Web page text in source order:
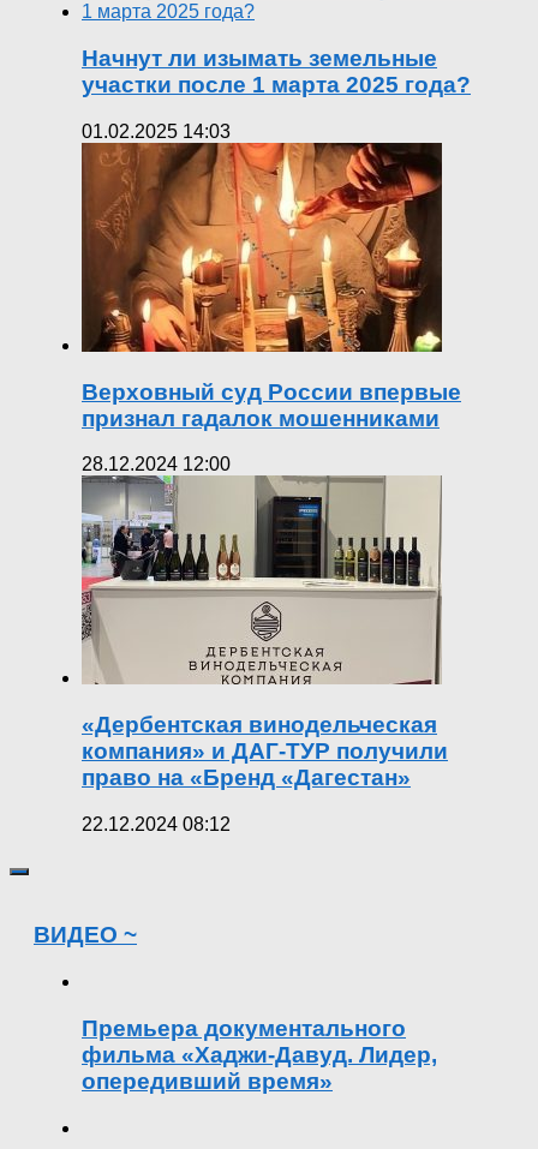
Начнут ли изымать земельные
участки после 1 марта 2025 года?
01.02.2025 14:03
Верховный суд России впервые
признал гадалок мошенниками
28.12.2024 12:00
«Дербентская винодельческая
компания» и ДАГ-ТУР получили
право на «Бренд «Дагестан»
22.12.2024 08:12
ВИДЕО ~
Премьера документального
фильма «Хаджи-Давуд. Лидер,
опередивший время»